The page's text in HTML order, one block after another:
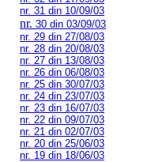
nr. 31 din 10/09/03
nr. 30 din 03/09/03
nr. 29 din 27/08/03
nr. 28 din 20/08/03
nr. 27 din 13/08/03
nr. 26 din 06/08/03
nr. 25 din 30/07/03
nr. 24 din 23/07/03
nr. 23 din 16/07/03
nr. 22 din 09/07/03
nr. 21 din 02/07/03
nr. 20 din 25/06/03
nr. 19 din 18/06/03